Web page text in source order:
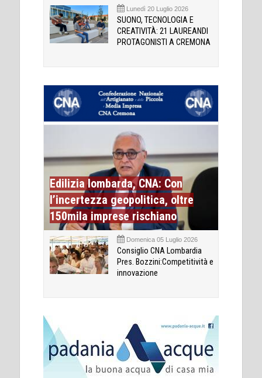
Lunedì 20 Luglio 2026
SUONO, TECNOLOGIA E
CREATIVITÀ: 21 LAUREANDI
PROTAGONISTI A CREMONA
Edilizia lombarda, CNA: Con
l’incertezza geopolitica, oltre
150mila imprese rischiano
Domenica 05 Luglio 2026
Consiglio CNA Lombardia
Pres. Bozzini:Competitività e
innovazione